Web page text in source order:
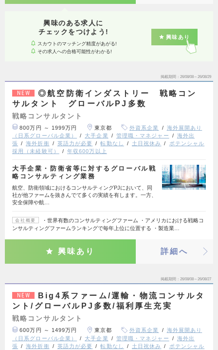
興味のある求人に
チェックをつけよう!
スカウトのマッチング精度があがる!
その求人への合格可能性がわかる!
興味あり
掲載期間 26/08/08～26/08/29
NEW
◎航空防衛インダストリー 戦略コン
サルタント グローバルPJ多数
戦略コンサルタント
800万円 ～ 1999万円 東京都 外資系企業
海外展開あり
（日系グローバル企業）
大手企業 管理職・マネジャー
海外出
張
海外折衝 英語力が必要 転勤なし 土日祝休み
ポテンシャル
採用（未経験可）
年収600万以上
大手企業・防衛省等に対するグローバル戦
略コンサルティング業務
航空、防衛領域におけるコンサルティングPJにおいて、同
社が他ファームを抜きんでて多くの実績を有します。一方、
安全保障や航…
会社概要
・世界有数のコンサルティングファーム ・アメリカにおける戦略コ
ンサルティングファームランキングで毎年上位に位置する ・製造業…
興味あり 詳細へ
掲載期間 26/08/08～26/08/27
NEW
Big4系ファーム/運輸・物流コンサルタ
ント/グローバルPJ多数/福利厚生充実
戦略コンサルタント
600万円 ～ 1499万円 東京都 外資系企業
海外展開あり
（日系グローバル企業）
大手企業 管理職・マネジャー
海外出
張
海外折衝 英語力が必要 転勤なし 土日祝休み
ポテンシャル